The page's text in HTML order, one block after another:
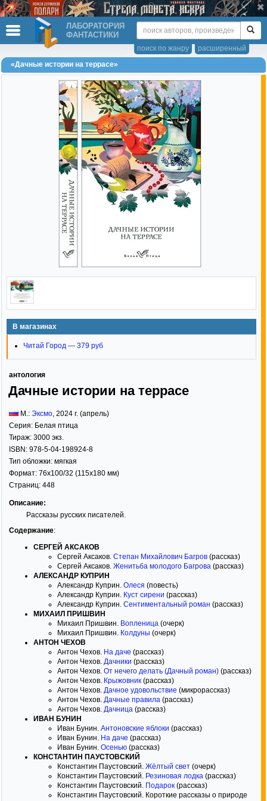
ЛАБОРАТОРИЯ
ФАНТАСТИКИ
расширенный
поиск по жанру
«Дачные истории на террасе»
В магазинах
Читай Город — 379 руб
антология
Дачные истории на террасе
М.: Эксмо 2024 г. (апрель)
Серия: Белая птица
Тираж: 3000 экз.
ISBN: 978-5-04-198924-8
Тип обложки: мягкая
Формат: 76x100/32 (115x180 мм)
Страниц: 448
Описание:
Рассказы русских писателей.
Содержание:
СЕРГЕЙ АКСАКОВ
Сергей Аксаков. Степан Михайлович Багров (рассказ)
Сергей Аксаков. Женитьба молодого Багрова (рассказ)
АЛЕКСАНДР КУПРИН
Александр Куприн. Олеся (повесть)
Александр Куприн. Куст сирени (рассказ)
Александр Куприн. Сентиментальный роман (рассказ)
МИХАИЛ ПРИШВИН
Михаил Пришвин. Вопленица (очерк)
Михаил Пришвин. Колдуны (очерк)
АНТОН ЧЕХОВ
Антон Чехов. На даче (рассказ)
Антон Чехов. Дачники (рассказ)
Антон Чехов. От нечего делать (Дачный роман) (рассказ)
Антон Чехов. Крыжовник (рассказ)
Антон Чехов. Дачное удовольствие (микрорассказ)
Антон Чехов. Дачные правила (рассказ)
Антон Чехов. Дачница (рассказ)
ИВАН БУНИН
Иван Бунин. Антоновские яблоки (рассказ)
Иван Бунин. На даче (рассказ)
Иван Бунин. Осенью (рассказ)
КОНСТАНТИН ПАУСТОВСКИЙ
Константин Паустовский. Жёлтый свет (очерк)
Константин Паустовский. Резиновая лодка (рассказ)
Константин Паустовский. Подарок (рассказ)
Константин Паустовский. Короткие рассказы о природе